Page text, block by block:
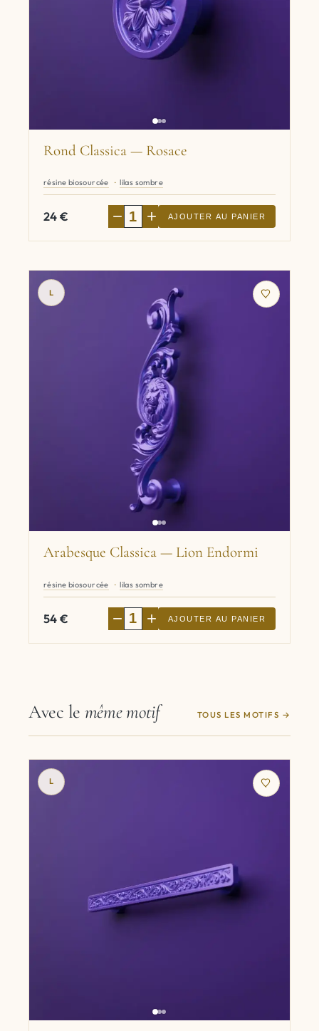
Rond Classica — Rosace
résine biosourcée lilas sombre
24€ − + AJOUTER AU PANIER
L
Arabesque Classica — Lion Endormi
résine biosourcée lilas sombre
54€ − + AJOUTER AU PANIER
Avec le même motif TOUS LES MOTIFS
L